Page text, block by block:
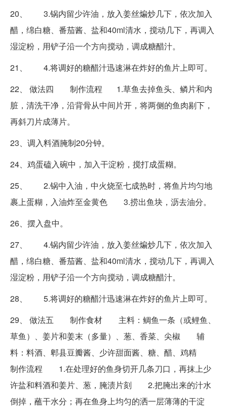
20、 3.锅内留少许油，放入姜丝煸炒几下，依次加入
醋，绵白糖、番茄酱、盐和40ml清水，搅动几下，再调入
湿淀粉，用铲子沿一个方向搅动，调成糖醋汁。
21、 4.将调好的糖醋汁迅速淋在炸好的鱼片上即可。
22、 做法四 制作流程 1.草鱼去掉鱼头、鳞片和内
脏，清洗干净，沿背骨从中间片开，将两侧的鱼肉剔下，
再斜刀片成薄片。
23、调入料酒腌制20分钟。
24、鸡蛋磕入碗中，加入干淀粉，搅打成蛋糊。
25、 2.锅中入油，中火烧至七成热时，将鱼片均匀地
裹上蛋糊，入油炸至金黄色 3.捞出鱼块，沥去油分。
26、摆入盘中。
27、 4.锅内留少许油，放入姜丝煸炒几下，依次加入
醋，绵白糖、番茄酱、盐和40ml清水，搅动几下，再调入
湿淀粉，用铲子沿一个方向搅动，调成糖醋汁。
28、 5.将调好的糖醋汁迅速淋在炸好的鱼片上即可。
29、 做法五 制作食材 主料：鲷鱼一条（或鲤鱼、
草鱼）、姜片和姜末（多量）、葱、香菜、尖椒 辅
料：料酒、郫县豆瓣酱、少许甜面酱、糖、醋、鸡精
制作流程 1.在处理好的鱼身切开几条刀口，再抹上少
许盐和料酒和姜片、葱，腌渍片刻 2.把腌出来的汁水
倒掉，蘸干水分；再在鱼身上均匀的洒一层薄薄的干淀